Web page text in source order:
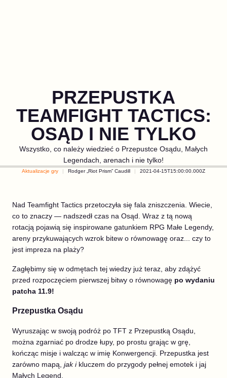
PRZEPUSTKA
TEAMFIGHT TACTICS:
OSĄD I NIE TYLKO
Wszystko, co należy wiedzieć o Przepustce Osądu, Małych
Legendach, arenach i nie tylko!
Aktualizacje gry Rodger „Riot Prism” Caudill 2021-04-15T15:00:00.000Z
Nad Teamfight Tactics przetoczyła się fala zniszczenia. Wiecie,
co to znaczy — nadszedł czas na Osąd. Wraz z tą nową
rotacją pojawią się inspirowane gatunkiem RPG Małe Legendy,
areny przykuwających wzrok bitew o równowagę oraz... czy to
jest impreza na plaży?
Zagłębimy się w odmętach tej wiedzy już teraz, aby zdążyć
przed rozpoczęciem pierwszej bitwy o równowagę po wydaniu
patcha 11.9!
Przepustka Osądu
Wyruszając w swoją podróż po TFT z Przepustką Osądu,
można zgarniać po drodze łupy, po prostu grając w grę,
kończąc misje i walcząc w imię Konwergencji. Przepustka jest
zarówno mapą, jak ikluczem do przygody pełnej emotek i jaj
Małych Legend.